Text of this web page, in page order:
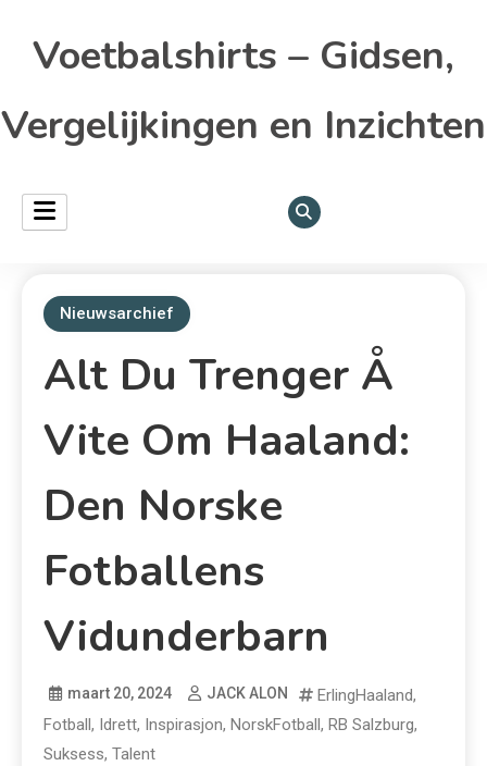
Voetbalshirts – Gidsen,
Vergelijkingen en Inzichten
Nieuwsarchief
Alt Du Trenger Å
Vite Om Haaland:
Den Norske
Fotballens
Vidunderbarn
maart 20, 2024 JACK ALON ErlingHaaland,
Fotball, Idrett, Inspirasjon, NorskFotball, RB Salzburg,
Suksess, Talent